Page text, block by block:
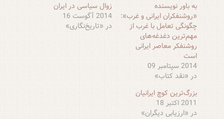
به باور نویسنده
«روشنفکران ایرانی و غرب»:
چگونگی تعامل با غرب از
مهم‌ترین دغدغه‌های
روشنفکر معاصر ایرانی
است
2014 سپتامبر 09
در «نقد کتاب»
زوال سیاسی در ایران
2014 آگوست 16
در «تاریخ‌نگاری»
بزرگ‌ترین کوچ ایرانیان
2011 اکتبر 18
در «ارزیابی دیگران»